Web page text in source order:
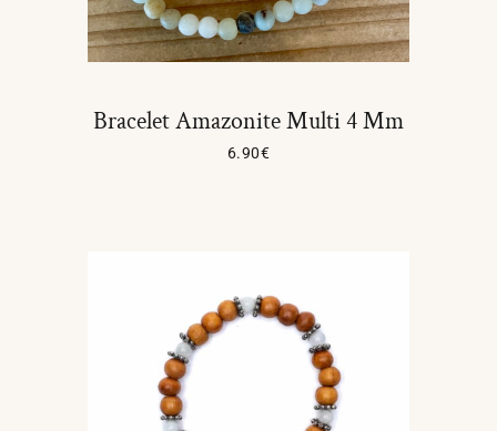
Bracelet Amazonite Multi 4 Mm
6.90€